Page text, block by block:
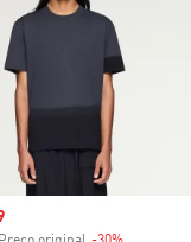
desconto